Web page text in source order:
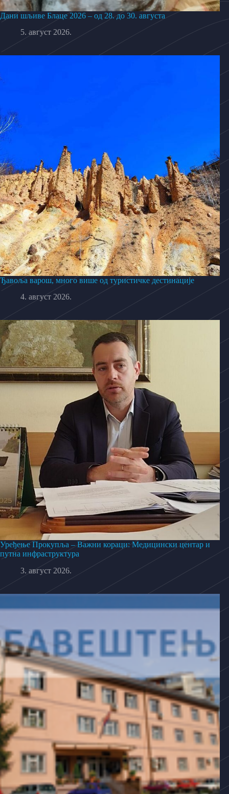
Дани шљиве Блаце 2026 – од 28. до 30. августа
5. август 2026.
Ђавоља варош, много више од туристичке дестинације
4. август 2026.
Уређење Прокупља – Важни кораци: Медицински центар и
путна инфраструктура
3. август 2026.